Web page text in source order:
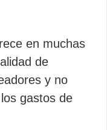
en muchas
de
y no
gastos de